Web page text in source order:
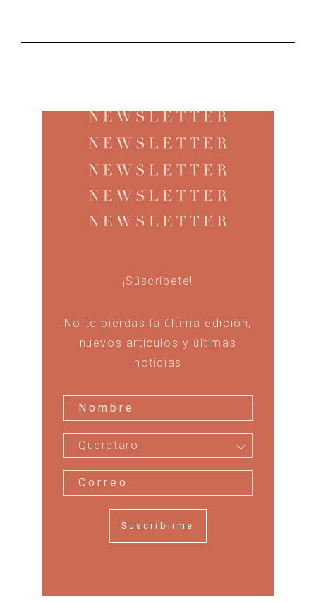
¡Súscríbete!
No te pierdas la última edición,
nuevos artículos y últimas
noticias
Querétaro
Suscribirme